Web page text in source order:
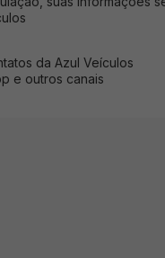
da Azul Veículos
e outros canais